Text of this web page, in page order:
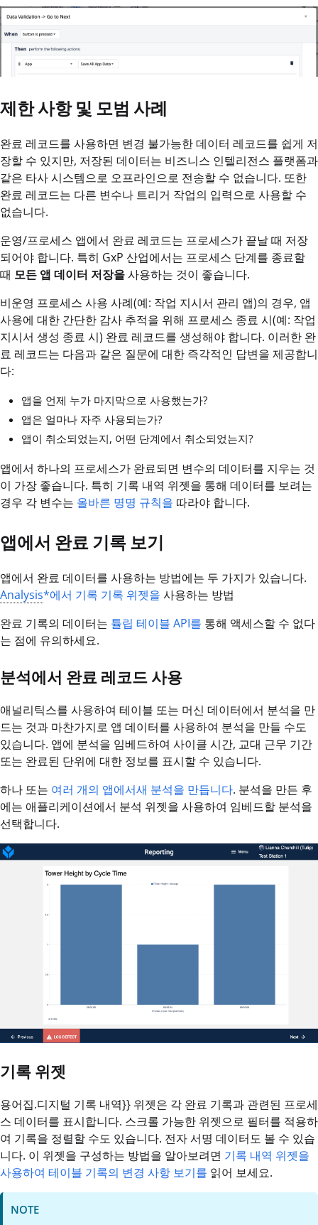
제한 사항 및 모범 사례
완료 레코드를 사용하면 변경 불가능한 데이터 레코드를 쉽게 저
장할 수 있지만, 저장된 데이터는 비즈니스 인텔리전스 플랫폼과
같은 타사 시스템으로 오프라인으로 전송할 수 없습니다. 또한
완료 레코드는 다른 변수나 트리거 작업의 입력으로 사용할 수
없습니다.
운영/프로세스 앱에서 완료 레코드는 프로세스가 끝날 때 저장
되어야 합니다. 특히 GxP 산업에서는 프로세스 단계를 종료할
때 모든 앱 데이터 저장을사용하는 것이 좋습니다.
비운영 프로세스 사용 사례(예: 작업 지시서 관리 앱)의 경우, 앱
사용에 대한 간단한 감사 추적을 위해 프로세스 종료 시(예: 작업
지시서 생성 종료 시) 완료 레코드를 생성해야 합니다. 이러한 완
료 레코드는 다음과 같은 질문에 대한 즉각적인 답변을 제공합니
다:
앱을 언제 누가 마지막으로 사용했는가?
앱은 얼마나 자주 사용되는가?
앱이 취소되었는지, 어떤 단계에서 취소되었는지?
앱에서 하나의 프로세스가 완료되면 변수의 데이터를 지우는 것
이 가장 좋습니다. 특히 기록 내역 위젯을 통해 데이터를 보려는
경우 각 변수는 올바른 명명 규칙을 따라야 합니다.
앱에서 완료 기록 보기
앱에서 완료 데이터를 사용하는 방법에는 두 가지가 있습니다.
Analysis*에서 기록 기록 위젯을 사용하는 방법
완료 기록의 데이터는 튤립 테이블 API를 통해 액세스할 수 없다
는 점에 유의하세요.
분석에서 완료 레코드 사용
애널리틱스를 사용하여 테이블 또는 머신 데이터에서 분석을 만
드는 것과 마찬가지로 앱 데이터를 사용하여 분석을 만들 수도
있습니다. 앱에 분석을 임베드하여 사이클 시간, 교대 근무 기간
또는 완료된 단위에 대한 정보를 표시할 수 있습니다.
하나 또는 여러 개의 앱에서새 분석을 만듭니다. 분석을 만든 후
에는 애플리케이션에서 분석 위젯을 사용하여 임베드할 분석을
선택합니다.
기록 위젯
용어집.디지털 기록 내역}} 위젯은 각 완료 기록과 관련된 프로세
스 데이터를 표시합니다. 스크롤 가능한 위젯으로 필터를 적용하
여 기록을 정렬할 수도 있습니다. 전자 서명 데이터도 볼 수 있습
니다. 이 위젯을 구성하는 방법을 알아보려면 기록 내역 위젯을
사용하여 테이블 기록의 변경 사항 보기를 읽어 보세요.
NOTE